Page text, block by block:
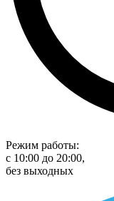
Режим работы:
с 10:00 до 20:00,
без выходных